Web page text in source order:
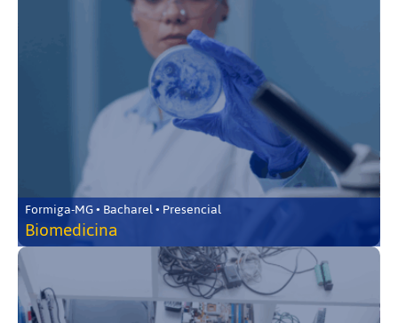
Formiga-MG • Bacharel • Presencial
Biomedicina